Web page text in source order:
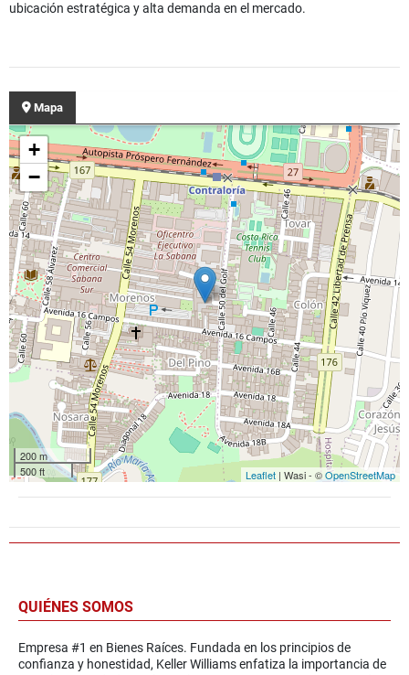
ubicación estratégica y alta demanda en el mercado.
Mapa
+
−
200 m
500 ft
Leaflet | Wasi - ©OpenStreetMap
QUIÉNES SOMOS
Empresa #1 en Bienes Raíces. Fundada en los principios de
confianza y honestidad, Keller Williams enfatiza la importancia de